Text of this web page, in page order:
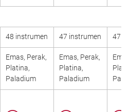
48 instrumen 47 instrumen 47
Emas, Perak,
Platina,
Paladium
Emas, Perak,
Platina,
Paladium